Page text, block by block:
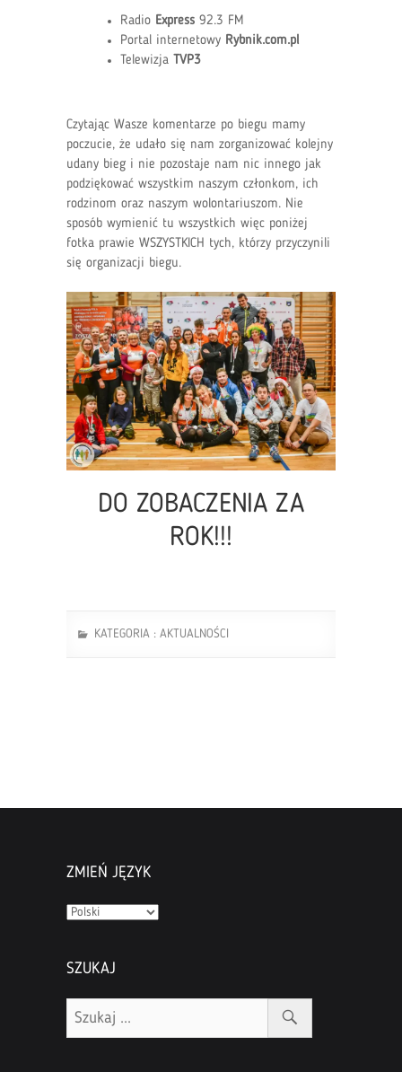
Radio Express 92.3 FM
Portal internetowy Rybnik.com.pl
Telewizja TVP3
Czytając Wasze komentarze po biegu mamy
poczucie, że udało się nam zorganizować kolejny
udany bieg i nie pozostaje nam nic innego jak
podziękować wszystkim naszym członkom, ich
rodzinom oraz naszym wolontariuszom. Nie
sposób wymienić tu wszystkich więc poniżej
fotka prawie WSZYSTKICH tych, którzy przyczynili
się organizacji biegu.
DO ZOBACZENIA ZA
ROK!!!
KATEGORIA : AKTUALNOŚCI
ZMIEŃ JĘZYK
Zmień
SZUKAJ